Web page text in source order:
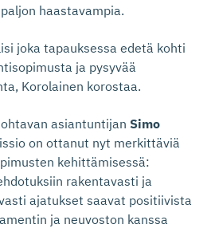
haastavampia.
joka tapauksessa edetä kohti
ja pysyvää
Korolainen korostaa.
asiantuntijan Simo
on ottanut nyt merkittäviä
kehittämisessä:
rakentavasti ja
ajatukset saavat positiivista
ja neuvoston kanssa